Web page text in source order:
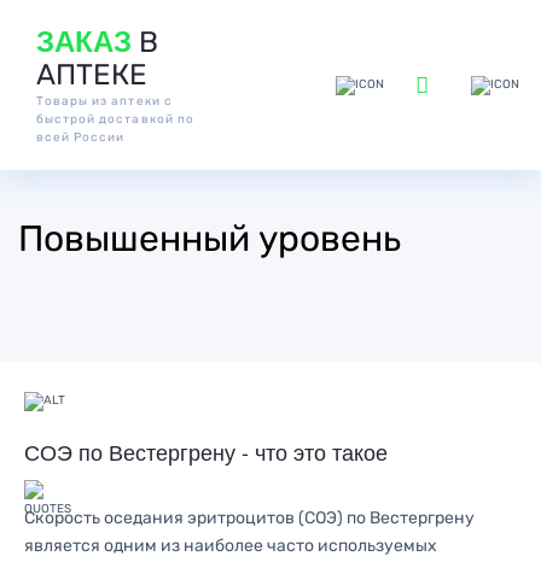
ЗАКАЗ В
АПТЕКЕ
Товары из аптеки с
быстрой доставкой по
всей России
Повышенный уровень
СОЭ по Вестергрену - что это такое
Скорость оседания эритроцитов (СОЭ) по Вестергрену
является одним из наиболее часто используемых